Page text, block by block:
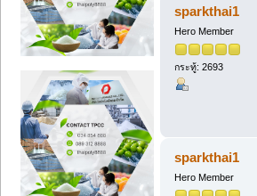
sparkthai1
Hero Member
กระทู้: 2693
sparkthai1
Hero Member